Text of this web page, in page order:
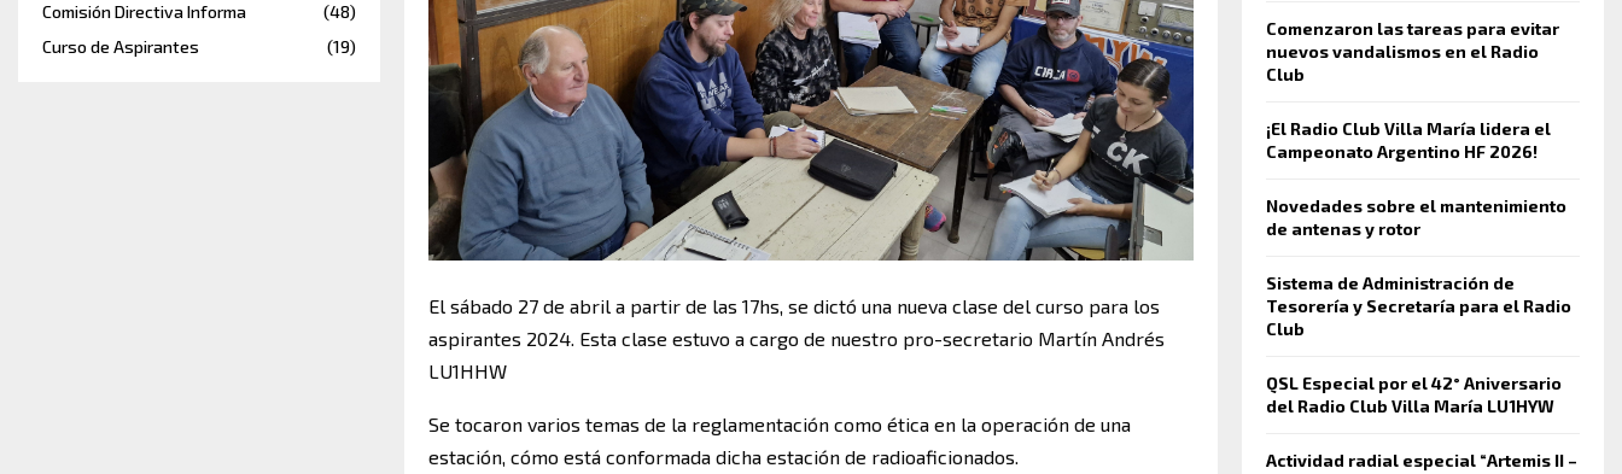
El sábado 27 de abril a partir de las 17hs, se dictó una nueva clase del curso para los
aspirantes 2024. Esta clase estuvo a cargo de nuestro pro-secretario Martín Andrés
LU1HHW
Se tocaron varios temas de la reglamentación como ética en la operación de una
estación, cómo está conformada dicha estación de radioaficionados.
Comisión Directiva Informa
(48)
Curso de Aspirantes
(19)
Comenzaron las tareas para evitar
nuevos vandalismos en el Radio
Club
¡El Radio Club Villa María lidera el
Campeonato Argentino HF 2026!
Novedades sobre el mantenimiento
de antenas y rotor
Sistema de Administración de
Tesorería y Secretaría para el Radio
Club
QSL Especial por el 42° Aniversario
del Radio Club Villa María LU1HYW
Actividad radial especial “Artemis II –